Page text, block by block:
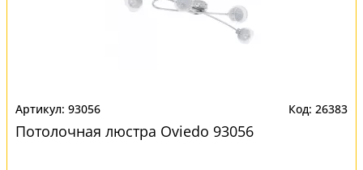
93056 26383
Потолочная люстра Oviedo 93056